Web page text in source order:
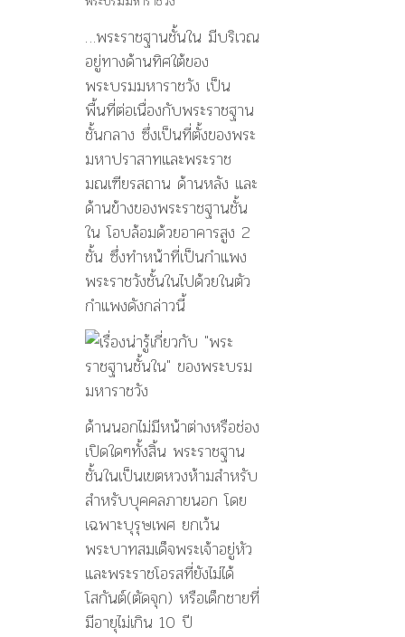
ใน”
ของ
พระบรม
มหาราช
วัง
…พระราชฐานชั้นใน มีบริเวณ
อยู่ทางด้านทิศใต้ของ
พระบรมมหาราชวัง เป็น
พื้นที่ต่อเนื่องกับพระราชฐาน
ชั้นกลาง ซึ่งเป็นที่ตั้งของพระ
มหาปราสาทและพระราช
มณเฑียรสถาน ด้านหลัง และ
ด้านข้างของพระราชฐานชั้น
ใน โอบล้อมด้วยอาคารสูง 2
ชั้น ซึ่งทำหน้าที่เป็นกำแพง
พระราชวังชั้นในไปด้วยในตัว
กำแพงดังกล่าวนี้
ด้านนอกไม่มีหน้าต่างหรือช่อง
เปิดใดๆทั้งสิ้น พระราชฐาน
ชั้นในเป็นเขตหวงห้ามสำหรับ
สำหรับบุคคลภายนอก โดย
เฉพาะบุรุษเพศ ยกเว้น
พระบาทสมเด็จพระเจ้าอยู่หัว
และพระราชโอรสที่ยังไม่ได้
โสกันต์(ตัดจุก) หรือเด็กชายที่
มีอายุไม่เกิน 10 ปี